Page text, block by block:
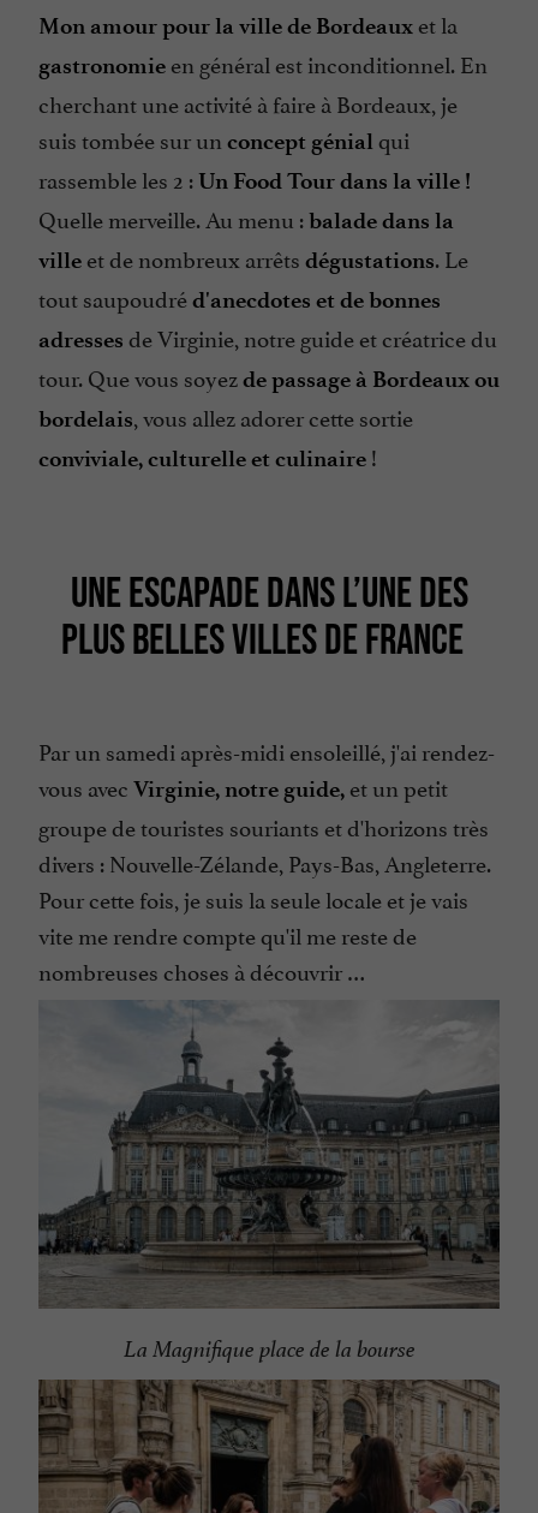
Mon amour pour la ville de Bordeaux et la
gastronomie en général est inconditionnel. En
cherchant une activité à faire à Bordeaux, je
suis tombée sur un concept génial qui
rassemble les 2 : Un Food Tour dans la ville !
Quelle merveille. Au menu :balade dans la
ville et de nombreux arrêts dégustations. Le
tout saupoudréd'anecdotes et de bonnes
adresses de Virginie, notre guide et créatrice du
tour. Que vous soyezde passage à Bordeaux ou
bordelais, vous allez adorer cette sortie
conviviale, culturelle et culinaire !
UNE ESCAPADE DANS L’UNE DES
PLUS BELLES VILLES DE FRANCE
Par un samedi après-midi ensoleillé, j'ai rendez-
vous avec Virginie, notre guide, et un petit
groupe de touristes souriants et d'horizons très
divers : Nouvelle-Zélande, Pays-Bas, Angleterre.
Pour cette fois, je suis la seule locale et je vais
vite me rendre compte qu'il me reste de
nombreuses choses à découvrir …
La Magnifique place de la bourse